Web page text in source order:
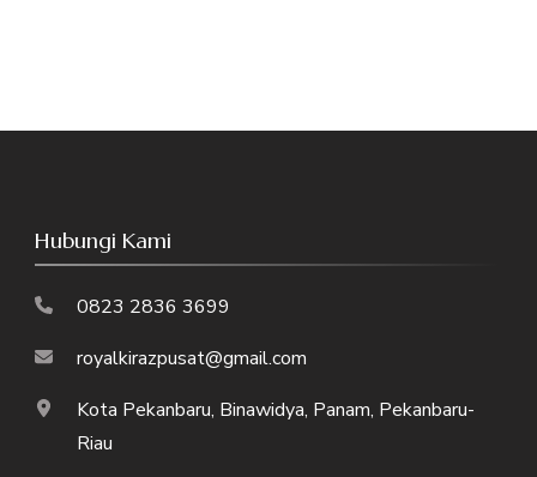
Hubungi Kami
0823 2836 3699
royalkirazpusat@gmail.com
Kota Pekanbaru, Binawidya, Panam, Pekanbaru-
Riau